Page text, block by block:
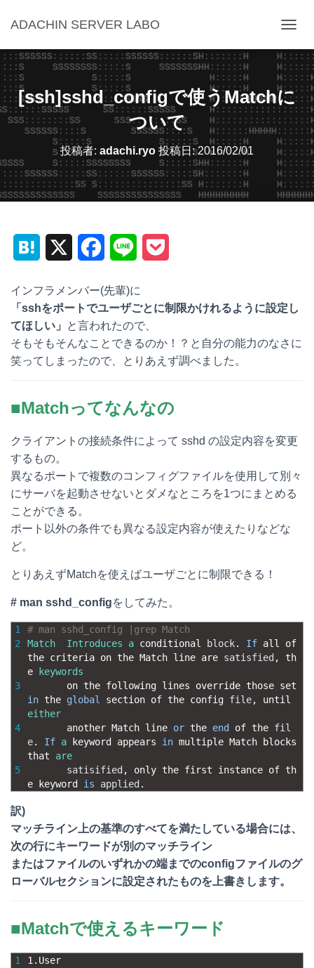
ADACHIN SERVER LABO
ビ
ゲ
ー
シ
ョ
ン
を
切
り
替
え
[ssh]sshd_configで使うMatchに
ついて
投稿者: adachi.ryo 投稿日:2016/02/01
e e
o
k
e
c
e
インフラメンバー(先輩)に
「sshをポートでユーザごとに制限かけれるように設定し
てほしい」
と言われたので、
そもそもそんなことできるのか！？と自分の能力のなさに
笑ってしまったので、とりあえず調べました。
■Matchってなんなの
クライアントの接続条件によって sshd の設定内容を変更
するもの。
異なるポートで複数のコンフィグファイルを使用して別々
にサーバを起動させないとダメなところを1つにまとめる
ことができる。
ポート以外の条件でも異なる設定内容が使えたりなどな
ど。
とりあえずMatchを使えばユーザごとに制限できる！
# man sshd_configをしてみた。
1
2
3
4
5
# man sshd_config |grep Match
Match
Introduces a conditional block. If all
the criteria on the Match line are satisfied ,
th
e
keywords
on the following lines override those
in the global section of the config file,
either
another Match line or the end of the fil
e. If a keyword appears in multiple Match
that are
satisified , only the first instance of th
e
keyword is applied .
訳)
マッチライン上の基準のすべてを満たしている場合には、
次の行にキーワードが別のマッチライン
またはファイルのいずれかの端までのconfigファイルのグ
ローバルセクションに設定されたものを上書きします。
■Matchで使えるキーワード
1
1.User